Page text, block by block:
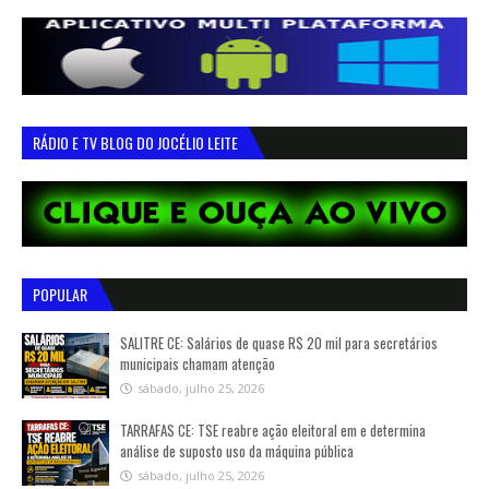
RÁDIO E TV BLOG DO JOCÉLIO LEITE
POPULAR
SALITRE CE: Salários de quase R$ 20 mil para secretários
municipais chamam atenção
sábado, julho 25, 2026
TARRAFAS CE: TSE reabre ação eleitoral em e determina
análise de suposto uso da máquina pública
sábado, julho 25, 2026